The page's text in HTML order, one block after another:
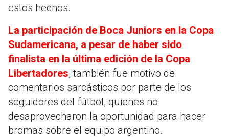
estos hechos.
La participación de Boca Juniors en la Copa
Sudamericana, a pesar de haber sido
finalista en la última edición de la Copa
Libertadores, también fue motivo de
comentarios sarcásticos por parte de los
seguidores del fútbol, quienes no
desaprovecharon la oportunidad para hacer
bromas sobre el equipo argentino.